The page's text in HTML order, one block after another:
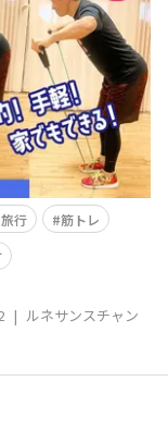
や旅行先でもで
旅行
筋トレ
| ルネサンスチャン